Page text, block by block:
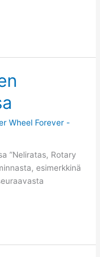
Wheel Forever -
”Neliratas, Rotary
esimerkkinä